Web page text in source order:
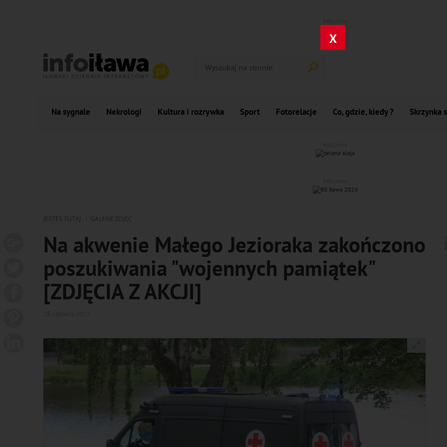
X
Na sygnale Nekrologi Kultura i rozrywka Sport Fotorelacje Co, gdzie, kiedy ? Skrzynka
JESTEŚ TUTAJ GALERIE ZDJĘĆ
Na akwenie Małego Jezioraka zakończono
poszukiwania "wojennych pamiątek"
[ZDJĘCIA Z AKCJI]